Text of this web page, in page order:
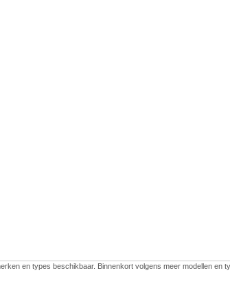
en types beschikbaar. Binnenkort volgens meer modellen en